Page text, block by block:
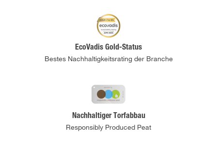
EcoVadis Gold-Status
Bestes Nachhaltigkeitsrating der Branche
Nachhaltiger Torfabbau
Responsibly Produced Peat